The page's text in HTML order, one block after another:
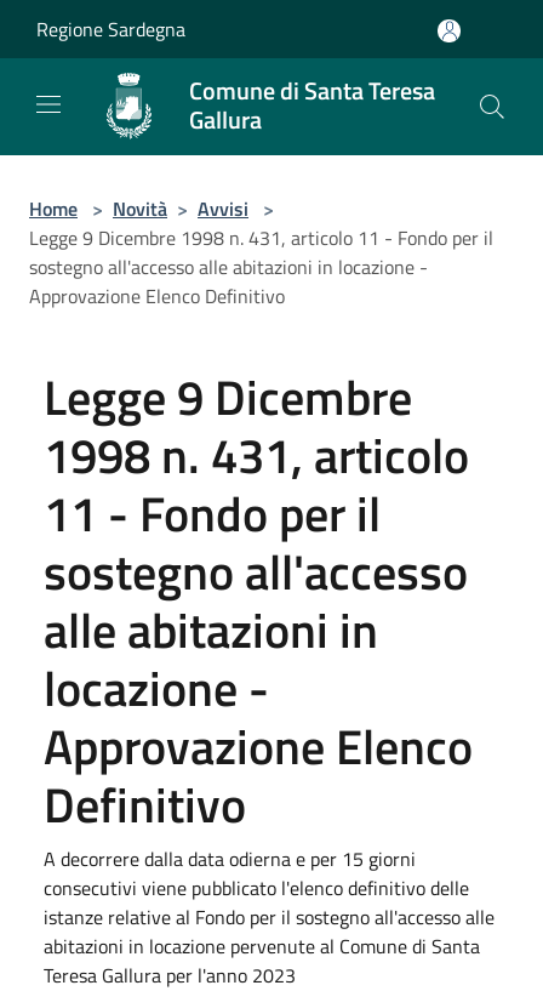
Regione Sardegna
Comune di Santa Teresa
Gallura
Home > Novità > Avvisi >
Legge 9 Dicembre 1998 n. 431, articolo 11 - Fondo per il
sostegno all'accesso alle abitazioni in locazione -
Approvazione Elenco Definitivo
Legge 9 Dicembre
1998 n. 431, articolo
11 - Fondo per il
sostegno all'accesso
alle abitazioni in
locazione -
Approvazione Elenco
Definitivo
A decorrere dalla data odierna e per 15 giorni
consecutivi viene pubblicato l'elenco definitivo delle
istanze relative al Fondo per il sostegno all'accesso alle
abitazioni in locazione pervenute al Comune di Santa
Teresa Gallura per l'anno 2023